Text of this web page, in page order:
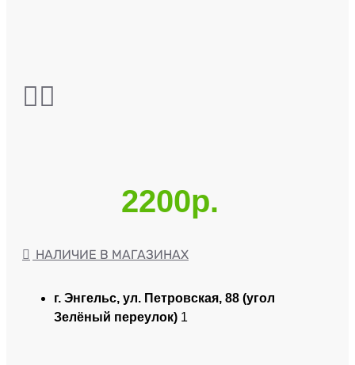
2200р.
НАЛИЧИЕ В МАГАЗИНАХ
г. Энгельс, ул. Петровская, 88 (угол
Зелёный переулок) 1